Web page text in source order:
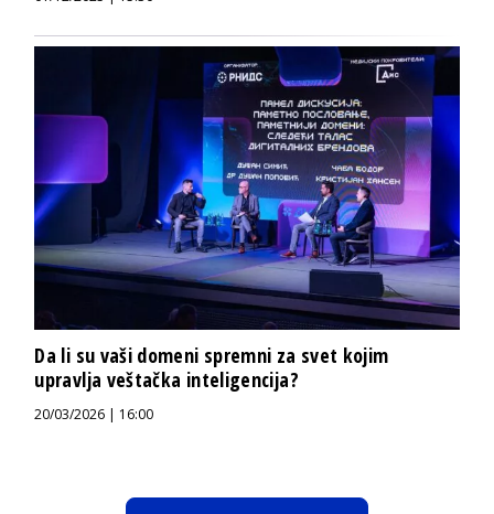
Da li su vaši domeni spremni za svet kojim
upravlja veštačka inteligencija?
20/03/2026 | 16:00